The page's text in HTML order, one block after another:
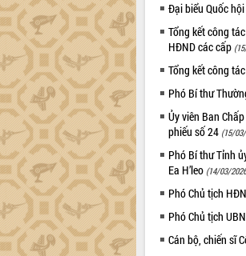
Đại biểu Quốc
Tổng kết công
HĐND các cấp
Tổng kết công
Phó Bí thư
Ủy viên Ban
phiếu số 24 (15/
Phó Bí thư Tỉnh
Ea H’leo (14/03/
Phó Chủ tịch
Phó Chủ tịch
Cán bộ, chiến sĩ